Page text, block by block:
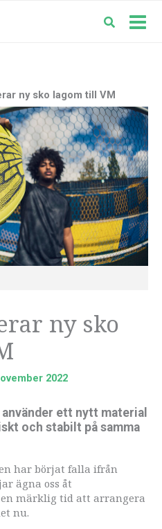
ny sko lagom till VM
ny sko
2022
ett nytt material
och stabilt på samma
har börjat falla ifrån
ägna oss åt
märklig tid att arrangera
nu.